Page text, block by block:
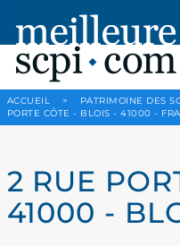
ACCUEIL > PATRIMOINE DES
PORTE CÔTE - BLOIS - 41000 -
2 RUE
41000 -